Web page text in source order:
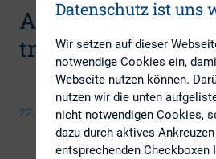
An insider’s guide
trading desk
22. Oktober 2014
Datenschutz ist uns
Wir setzen auf dieser
notwendige Cookies ein,
Webseite nutzen können.
nutzen wir die unten
nicht notwendigen Cookies,
dazu durch aktives
entsprechenden Checkboxen